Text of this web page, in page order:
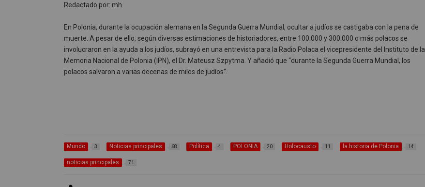
Redactado por: mh
En Polonia, durante la ocupación alemana en la Segunda Guerra Mundial, ocultar a judíos se castigaba con la pena de
muerte. A pesar de ello, según diversas estimaciones de historiadores, entre 100.000 y 300.000 o más polacos se
involucraron en la ayuda a los judíos, subrayó en una entrevista para la Radio Polaca el vicepresidente del Instituto de la
Memoria Nacional de Polonia (IPN), el Dr. Mateusz Szpytma. Y añadió que “durante la Segunda Guerra Mundial, los
polacos salvaron a varias decenas de miles de judíos”.
Mundo 3 Noticias principales 68 Política 4 POLONIA 20 Holocausto 11 la historia de Polonia 14
noticias principales 71